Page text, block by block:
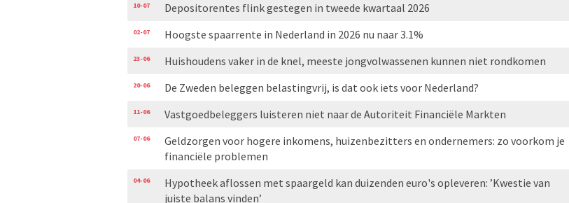
10-07 Depositorentes flink gestegen in tweede kwartaal 2026
02-07 Hoogste spaarrente in Nederland in 2026 nu naar 3.1%
23-06 Huishoudens vaker in de knel, meeste jongvolwassenen kunnen niet rondkomen
20-06 De Zweden beleggen belastingvrij, is dat ook iets voor Nederland?
11-06 Vastgoedbeleggers luisteren niet naar de Autoriteit Financiële Markten
07-06
Geldzorgen voor hogere inkomens, huizenbezitters en ondernemers: zo voorkom je
financiële problemen
04-06
Hypotheek aflossen met spaargeld kan duizenden euro's opleveren: ’Kwestie van
juiste balans vinden’